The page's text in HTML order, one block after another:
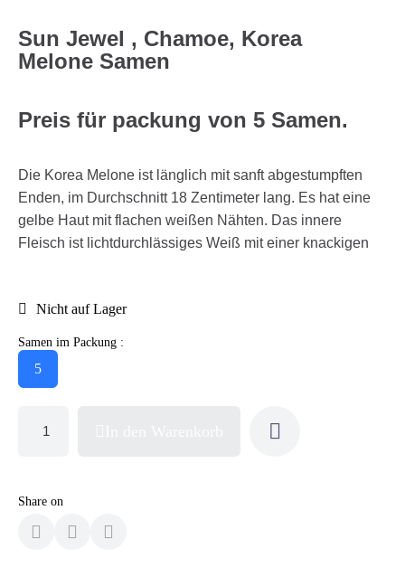
Sun Jewel , Chamoe, Korea
Melone Samen
Preis für packung von 5 Samen.
Die Korea Melone ist länglich mit sanft abgestumpften
Enden, im Durchschnitt 18 Zentimeter lang. Es hat eine
gelbe Haut mit flachen weißen Nähten. Das innere
Fleisch ist lichtdurchlässiges Weiß mit einer knackigen
Nicht auf Lager
Samen im Packung :
5
Share on